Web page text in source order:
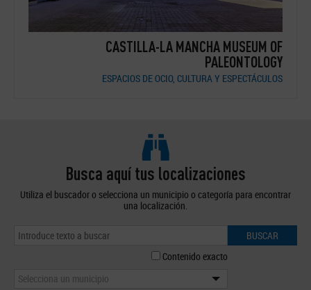
MUSEUM OF
CULTURA Y ESPECTÁCULOS
ESPACIOS DE OCIO, CULTURA Y ESPECTÁCULOS /
Busca aquí tus localizaciones
Utiliza el buscador o selecciona un municipio o categoría para encontrar
una localización.
BUSCAR
Contenido exacto
Selecciona un municipio